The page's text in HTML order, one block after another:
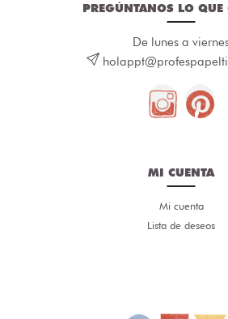
PREGÚNTANOS LO QUE
De lunes a
MI CUENTA
Mi cuenta
Lista de deseos